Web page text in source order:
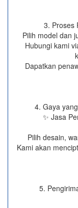
3. Proses
Pilih model dan
Hubungi kami
Dapatkan
4. Gaya
✨ Jasa
Pilih desain,
Kami akan
5.